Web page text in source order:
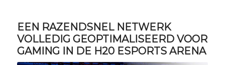
EEN RAZENDSNEL NETWERK
VOLLEDIG GEOPTIMALISEERD VOOR
GAMING IN DE H20 ESPORTS ARENA